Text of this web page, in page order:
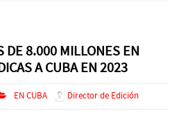
DE 8.000 MILLONES EN
A CUBA EN 2023
EN CUBA Director de Edición